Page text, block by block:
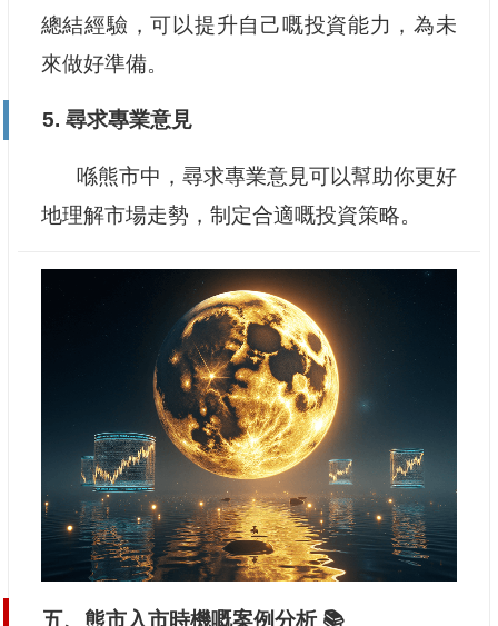
總結經驗，可以提升自己嘅投資能力，為未
來做好準備。
5. 尋求專業意見
喺熊市中，尋求專業意見可以幫助你更好
地理解市場走勢，制定合適嘅投資策略。
五、熊市入市時機嘅案例分析 📚